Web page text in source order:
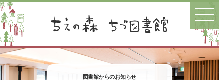
図書館からのお知らせ